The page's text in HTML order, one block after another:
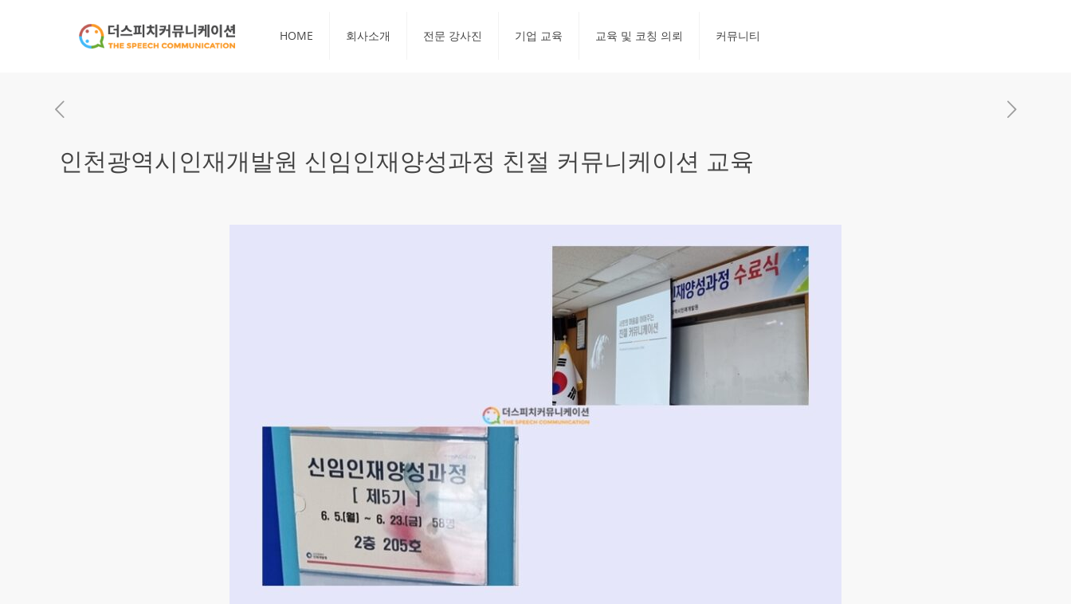
HOME 회사소개 전문 강사진 기업 교육 교육 및 코칭 의뢰 커뮤니티
인천광역시인재개발원 신임인재양성과정 친절 커뮤니케이션 교육